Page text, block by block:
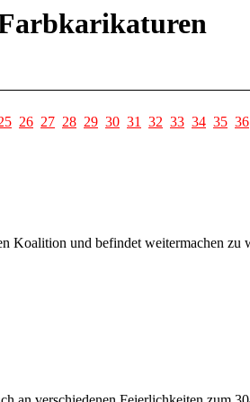
26 27 28 29 30 31 32 33 34 35 36
Koalition und befindet weitermachen zu